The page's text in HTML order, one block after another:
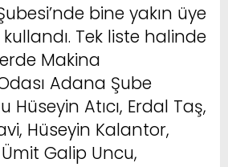
bine yakın üye
kullandı. Tek liste halinde
Makina
Adana Şube
Hüseyin Atıcı, Erdal Taş,
Hüseyin Kalantor,
Galip Uncu,